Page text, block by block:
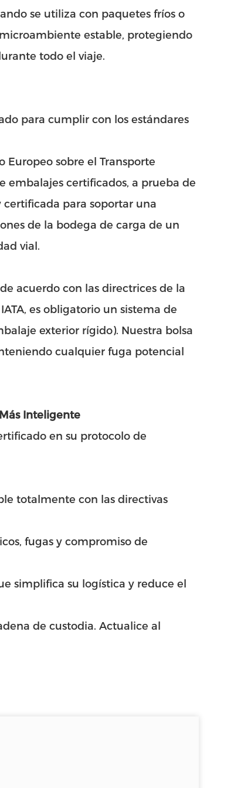
se utiliza con paquetes fríos o
estable, protegiendo
todo el viaje.
para cumplir con los estándares
Europeo sobre el Transporte
embalajes certificados, a prueba de
certificada para soportar una
de la bodega de carga de un
vial.
acuerdo con las directrices de la
es obligatorio un sistema de
exterior rígido). Nuestra bolsa
cualquier fuga potencial
Inteligente
en su protocolo de
totalmente con las directivas
fugas y compromiso de
simplifica su logística y reduce el
de custodia. Actualice al